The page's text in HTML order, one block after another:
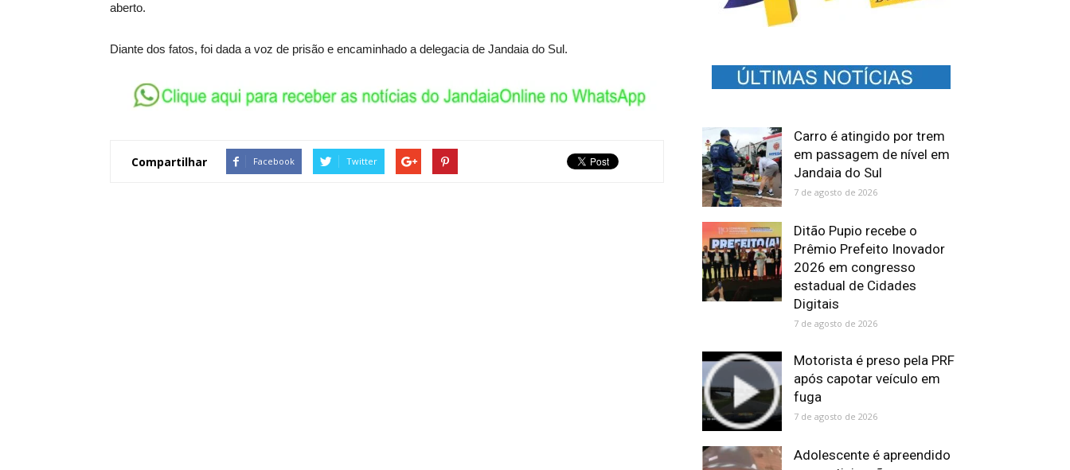
aberto.
Diante dos fatos, foi dada a voz de prisão e encaminhado a delegacia de Jandaia do Sul.
Compartilhar Facebook Twitter
Carro é atingido por trem
em passagem de nível em
Jandaia do Sul
7 de agosto de 2026
Ditão Pupio recebe o
Prêmio Prefeito Inovador
2026 em congresso
estadual de Cidades
Digitais
7 de agosto de 2026
Motorista é preso pela PRF
após capotar veículo em
fuga
7 de agosto de 2026
Adolescente é apreendido